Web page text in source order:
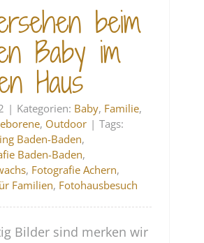
beim
Baby im
Haus
| Kategorien: Baby, Familie,
, Outdoor | Tags:
Baden-Baden,
Baden-Baden,
, Fotografie Achern,
Familien, Fotohausbesuch
Bilder sind merken wir